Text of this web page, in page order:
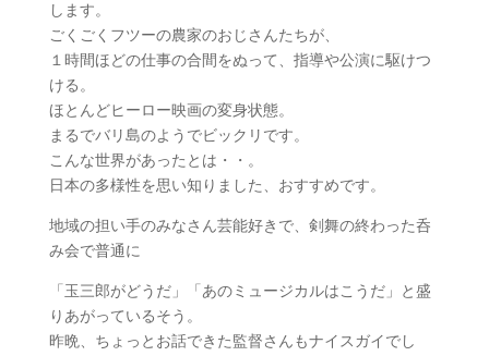
します。
ごくごくフツーの農家のおじさんたちが、
１時間ほどの仕事の合間をぬって、指導や公演に駆けつ
ける。
ほとんどヒーロー映画の変身状態。
まるでバリ島のようでビックリです。
こんな世界があったとは・・。
日本の多様性を思い知りました、おすすめです。
地域の担い手のみなさん芸能好きで、剣舞の終わった呑
み会で普通に
「玉三郎がどうだ」「あのミュージカルはこうだ」と盛
りあがっているそう。
昨晩、ちょっとお話できた監督さんもナイスガイでし